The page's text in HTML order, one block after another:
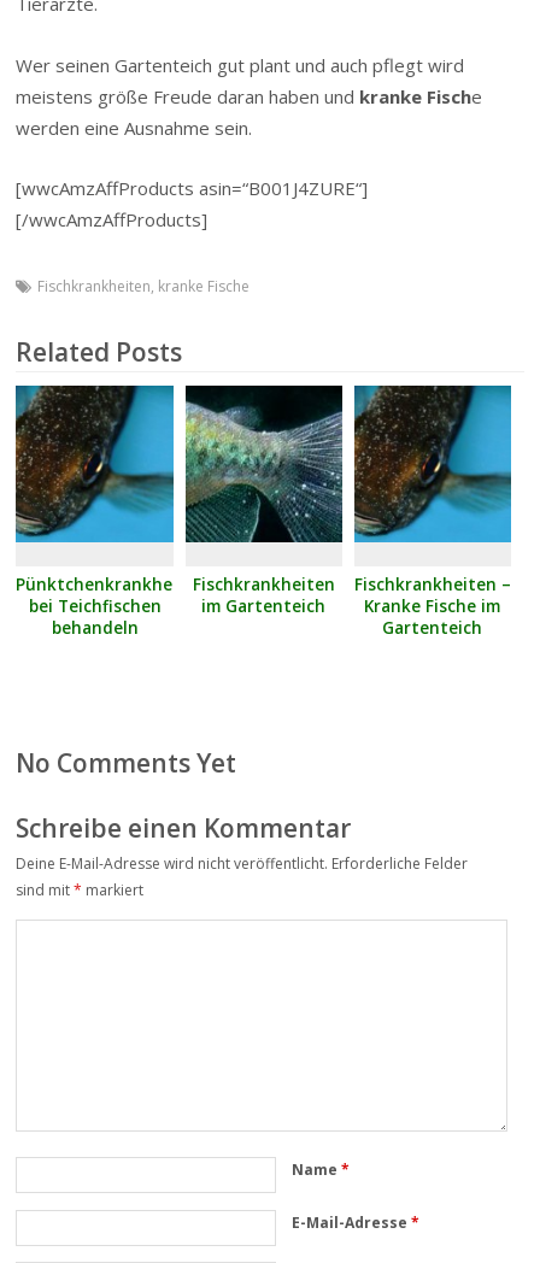
Wer seinen Gartenteich gut plant und auch pflegt wird
meistens größe Freude daran haben und kranke Fische
werden eine Ausnahme sein.
[wwcAmzAffProducts asin=“B001J4ZURE“]
[/wwcAmzAffProducts]
Fischkrankheiten, kranke Fische
Related Posts
Pünktchenkrankheit
bei Teichfischen
behandeln
Fischkrankheiten
im Gartenteich
Fischkrankheiten –
Kranke Fische im
Gartenteich
No Comments Yet
Schreibe einen Kommentar
Deine E-Mail-Adresse wird nicht veröffentlicht. Erforderliche Felder
sind mit* markiert
Name*
E-Mail-Adresse*